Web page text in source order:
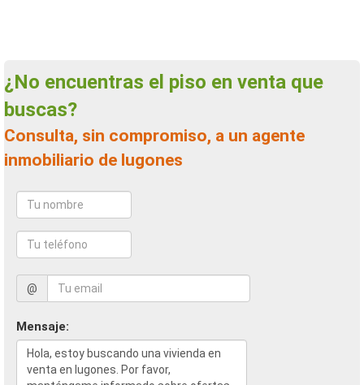
¿No encuentras el piso en venta que
buscas?
Consulta, sin compromiso, a un agente
inmobiliario de lugones
@
Mensaje: